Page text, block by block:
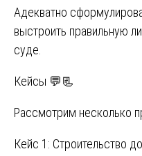
Адекватно
выстроить правильную
суде.
Кейсы 💬📃
Рассмотрим несколько
Кейс 1: Строительство